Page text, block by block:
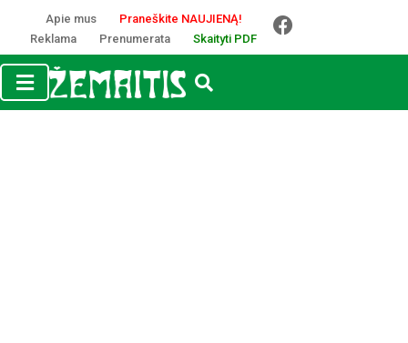
Apie mus
Praneškite NAUJIENĄ!
Reklama
Prenumerata Skaityti PDF